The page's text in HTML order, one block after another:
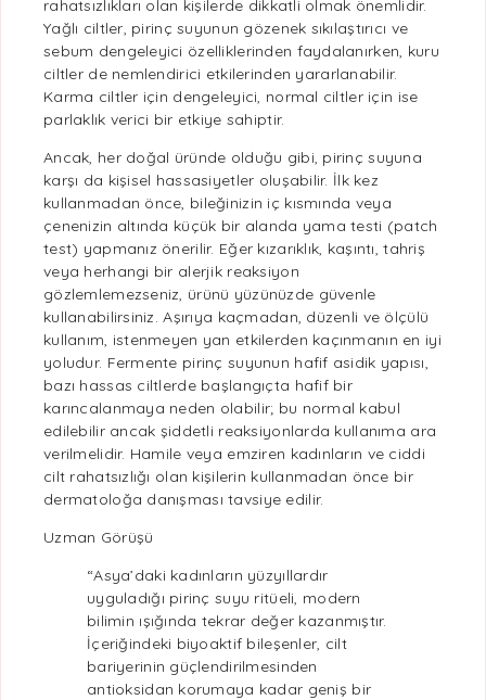
rahatsızlıkları olan kişilerde dikkatli olmak önemlidir.
Yağlı ciltler, pirinç suyunun gözenek sıkılaştırıcı ve
sebum dengeleyici özelliklerinden faydalanırken, kuru
ciltler de nemlendirici etkilerinden yararlanabilir.
Karma ciltler için dengeleyici, normal ciltler için ise
parlaklık verici bir etkiye sahiptir.
Ancak, her doğal üründe olduğu gibi, pirinç suyuna
karşı da kişisel hassasiyetler oluşabilir. İlk kez
kullanmadan önce, bileğinizin iç kısmında veya
çenenizin altında küçük bir alanda yama testi (patch
test) yapmanız önerilir. Eğer kızarıklık, kaşıntı, tahriş
veya herhangi bir alerjik reaksiyon
gözlemlemezseniz, ürünü yüzünüzde güvenle
kullanabilirsiniz. Aşırıya kaçmadan, düzenli ve ölçülü
kullanım, istenmeyen yan etkilerden kaçınmanın en iyi
yoludur. Fermente pirinç suyunun hafif asidik yapısı,
bazı hassas ciltlerde başlangıçta hafif bir
karıncalanmaya neden olabilir; bu normal kabul
edilebilir ancak şiddetli reaksiyonlarda kullanıma ara
verilmelidir. Hamile veya emziren kadınların ve ciddi
cilt rahatsızlığı olan kişilerin kullanmadan önce bir
dermatoloğa danışması tavsiye edilir.
Uzman Görüşü
“Asya’daki kadınların yüzyıllardır
uyguladığı pirinç suyu ritüeli, modern
bilimin ışığında tekrar değer kazanmıştır.
İçeriğindeki biyoaktif bileşenler, cilt
bariyerinin güçlendirilmesinden
antioksidan korumaya kadar geniş bir